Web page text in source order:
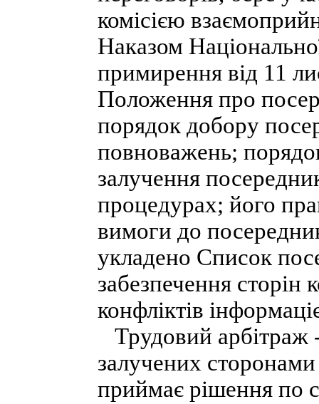
комісією
Наказом
примирення від 11
Положення про
порядок добору
повноважень;
залучення
процедурах; його
вимоги до
укладено Список
забезпечення сторін
конфліктів
Трудовий арбітраж
залучених сторонами
приймає рішення по